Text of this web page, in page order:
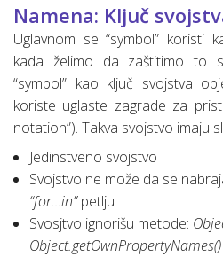
Namena: Ključ
Uglavnom se “symbol” koristi
kada želimo da zaštitimo to
“symbol” kao ključ svojstva
koriste uglaste zagrade za
notation”). Takva svojstvo imaju
Jedinstveno svojstvo
Svojstvo ne može da se
“for…in”petlju
Svosjtvo ignorišu metode:
Object.getOwnPropertyNames()